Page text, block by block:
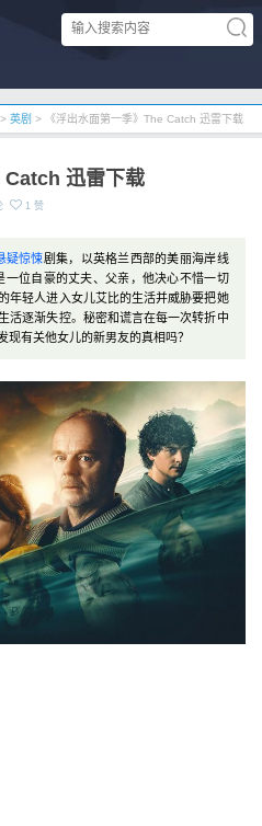
> 英剧 > 《浮出水面第一季》The Catch 迅雷下载
Catch 迅雷下载
1 赞
疑惊悚剧集，以英格兰西部的美丽海岸线
一位自豪的丈夫、父亲，他决心不惜一切
年轻人进入女儿艾比的生活并威胁要把她
活逐渐失控。秘密和谎言在每一次转折中
有关他女儿的新男友的真相吗？